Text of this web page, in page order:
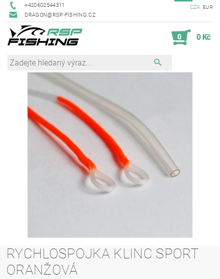
+420602544311
DRAGON@RSP-FISHING.CZ
CZK EUR
0 0 Kč
RYCHLOSPOJKA KLINC SPORT
ORANŽOVÁ